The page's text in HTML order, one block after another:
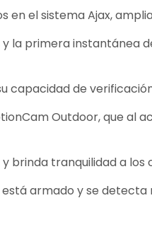
el sistema Ajax,
la primera
capacidad de
Outdoor, que al
brinda tranquilidad a los
armado y se